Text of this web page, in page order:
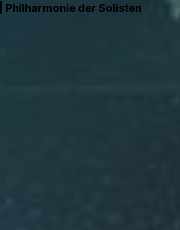
Philharmonie der Solisten